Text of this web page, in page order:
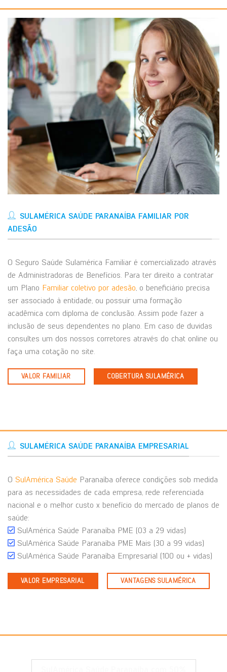
SULAMÉRICA SAÚDE PARANAÍBA FAMILIAR POR
ADESÃO
O Seguro Saúde Sulamérica Familiar é comercializado através
de Administradoras de Benefícios. Para ter direito a contratar
um Plano Familiar coletivo por adesão, o beneficiário precisa
ser associado à entidade, ou possuir uma formação
acadêmica com diploma de conclusão. Assim pode fazer a
inclusão de seus dependentes no plano. Em caso de duvidas
consultes um dos nossos corretores através do chat online ou
faça uma cotação no site.
VALOR FAMILIAR COBERTURA SULAMÉRICA
SULAMÉRICA SAÚDE PARANAÍBA EMPRESARIAL
O SulAmérica Saúde Paranaíba oferece condições sob medida
para as necessidades de cada empresa, rede referenciada
nacional e o melhor custo x benefício do mercado de planos de
saúde:
SulAmérica Saúde Paranaíba PME (03 a 29 vidas)
SulAmérica Saúde Paranaíba PME Mais (30 a 99 vidas)
SulAmérica Saúde Paranaíba Empresarial (100 ou + vidas)
VALOR EMPRESARIAL VANTAGENS SULAMÉRICA